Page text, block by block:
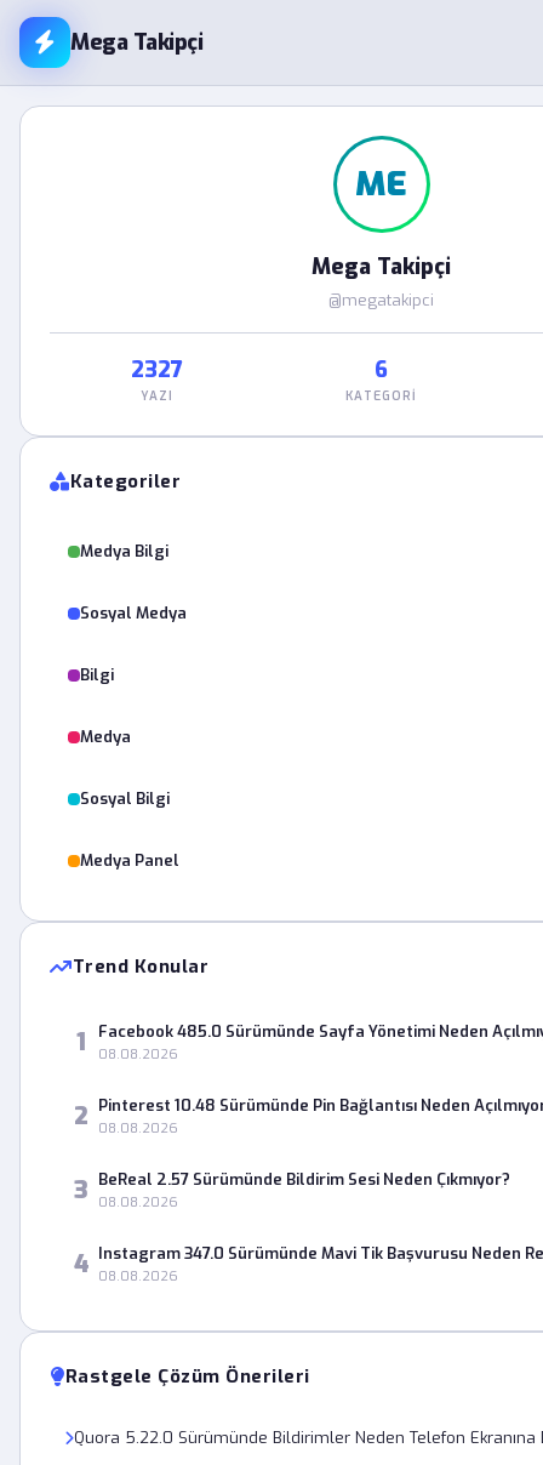
Mega Takipçi
ME
Mega Takipçi
@megatakipci
2327
YAZI
6
KATEGORI
Kategoriler
Medya Bilgi
Sosyal Medya
Bilgi
Medya
Sosyal Bilgi
Medya Panel
Trend Konular
1 Facebook 485.0 Sürümünde Sayfa Yönetimi Neden
08.08.2026
2 Pinterest 10.48 Sürümünde Pin Bağlantısı Neden
08.08.2026
3 BeReal 2.57 Sürümünde Bildirim Sesi Neden Çıkmıyor?
08.08.2026
4 Instagram 347.0 Sürümünde Mavi Tik Başvurusu Neden
08.08.2026
Rastgele Çözüm Önerileri
Quora 5.22.0 Sürümünde Bildirimler Neden Telefon Ekranına